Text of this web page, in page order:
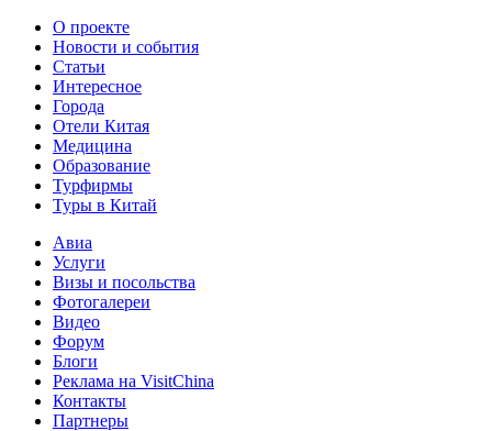
О проекте
Новости и события
Статьи
Интересное
Города
Отели Китая
Медицина
Образование
Турфирмы
Туры в Китай
Авиа
Услуги
Визы и посольства
Фотогалереи
Видео
Форум
Блоги
Реклама на VisitChina
Контакты
Партнеры